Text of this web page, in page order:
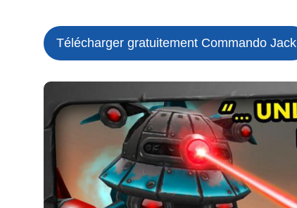
Télécharger gratuitement Commando Jack